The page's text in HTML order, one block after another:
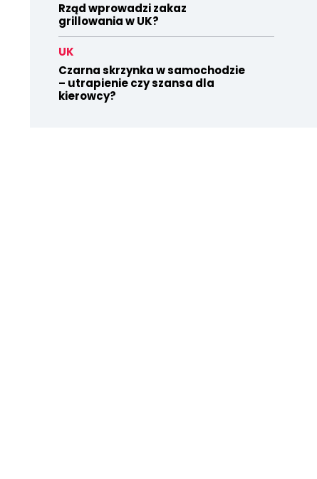
Rząd wprowadzi zakaz
grillowania w UK?
UK
Czarna skrzynka w samochodzie
– utrapienie czy szansa dla
kierowcy?